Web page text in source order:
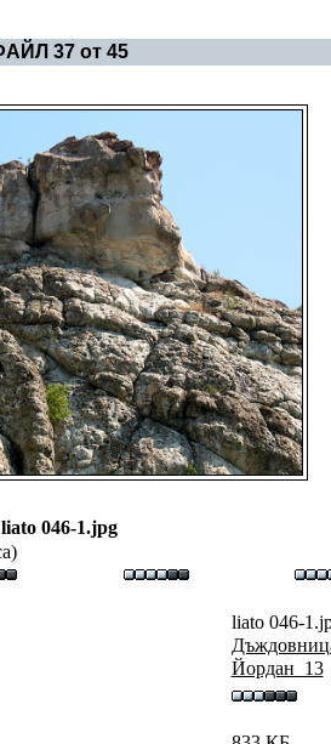
37 от 45
liato 046-1.jpg
liato 046-
Йордан_13